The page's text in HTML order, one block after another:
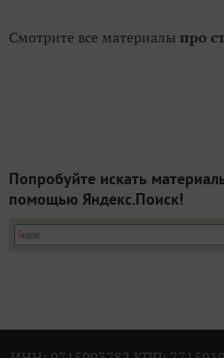
Смотрите все материалы про
Попробуйте искать
помощью Яндекс.Поиск!